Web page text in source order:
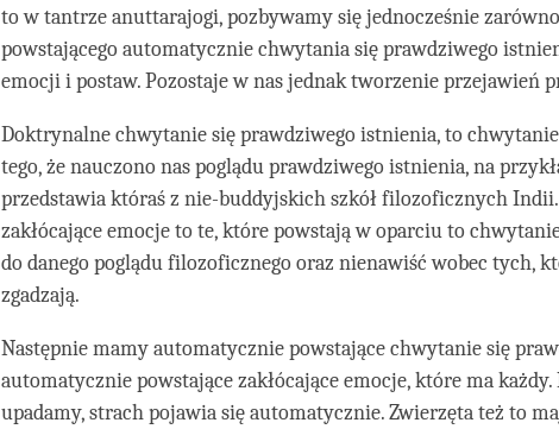
to w tantrze anuttarajogi, pozbywamy się jednocześnie
powstającego automatycznie chwytania się prawdziwego
emocji i postaw. Pozostaje w nas jednak tworzenie przejawień
Doktrynalne chwytanie się prawdziwego istnienia, to
tego, że nauczono nas poglądu prawdziwego istnienia, na
przedstawia któraś z nie-buddyjskich szkół filozoficznych
zakłócające emocje to te, które powstają w oparciu to
do danego poglądu filozoficznego oraz nienawiść wobec tych,
zgadzają.
Następnie mamy automatycznie powstające chwytanie się
automatycznie powstające zakłócające emocje, które ma każdy.
upadamy, strach pojawia się automatycznie. Zwierzęta też to